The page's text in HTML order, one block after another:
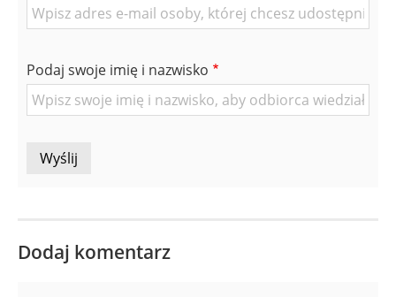
E-
znajomej
Osoby
Podaj swoje imię i nazwisko
Dodaj komentarz